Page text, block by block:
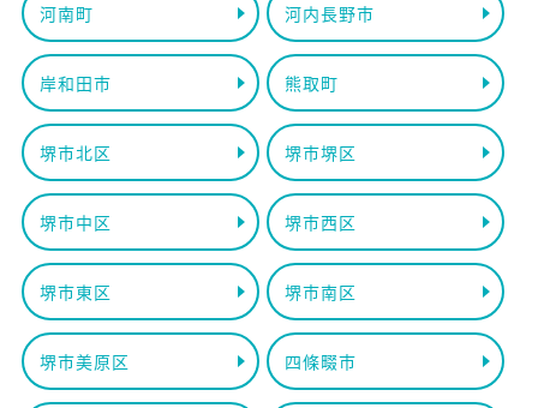
河南町 河内長野市
岸和田市 熊取町
堺市北区 堺市堺区
堺市中区 堺市西区
堺市東区 堺市南区
堺市美原区 四條畷市